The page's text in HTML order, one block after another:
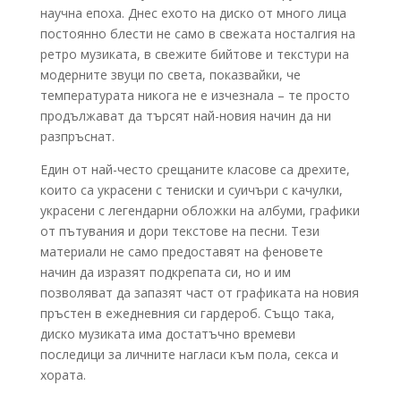
научна епоха. Днес ехото на диско от много лица
постоянно блести не само в свежата носталгия на
ретро музиката, в свежите бийтове и текстури на
модерните звуци по света, показвайки, че
температурата никога не е изчезнала – те просто
продължават да търсят най-новия начин да ни
разпръснат.
Един от най-често срещаните класове са дрехите,
които са украсени с тениски и суичъри с качулки,
украсени с легендарни обложки на албуми, графики
от пътувания и дори текстове на песни. Тези
материали не само предоставят на феновете
начин да изразят подкрепата си, но и им
позволяват да запазят част от графиката на новия
пръстен в ежедневния си гардероб. Също така,
диско музиката има достатъчно времеви
последици за личните нагласи към пола, секса и
хората.